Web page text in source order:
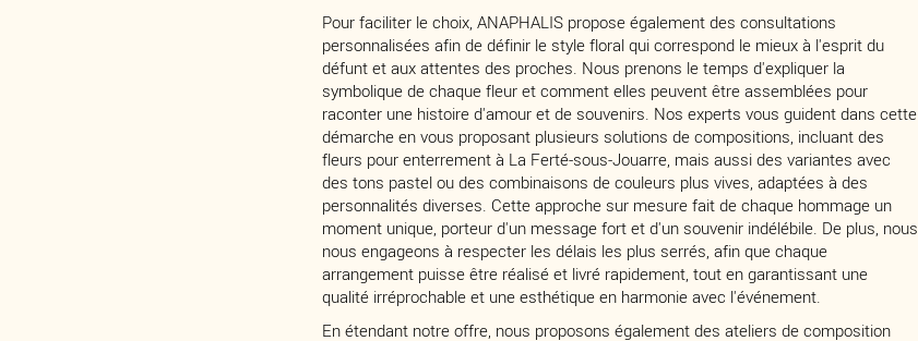
Pour faciliter le choix, ANAPHALIS propose également des consultations
personnalisées afin de définir le style floral qui correspond le mieux à l'esprit du
défunt et aux attentes des proches. Nous prenons le temps d'expliquer la
symbolique de chaque fleur et comment elles peuvent être assemblées pour
raconter une histoire d'amour et de souvenirs. Nos experts vous guident dans cette
démarche en vous proposant plusieurs solutions de compositions, incluant des
fleurs pour enterrement à La Ferté-sous-Jouarre, mais aussi des variantes avec
des tons pastel ou des combinaisons de couleurs plus vives, adaptées à des
personnalités diverses. Cette approche sur mesure fait de chaque hommage un
moment unique, porteur d'un message fort et d'un souvenir indélébile. De plus, nous
nous engageons à respecter les délais les plus serrés, afin que chaque
arrangement puisse être réalisé et livré rapidement, tout en garantissant une
qualité irréprochable et une esthétique en harmonie avec l'événement.
En étendant notre offre, nous proposons également des ateliers de composition